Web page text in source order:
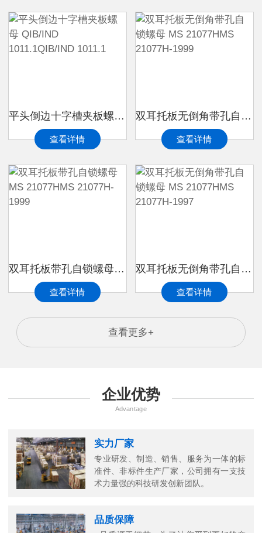
平头倒边十字槽夹板螺母 QIB/IND 1011.1QIB/IND 1011.1
查看详情
双耳托板无倒角带孔自锁螺母 MS 21077HMS 21077H-1999
查看详情
双耳托板带孔自锁螺母 MS 21077HMS 21077H-1999
查看详情
双耳托板无倒角带孔自锁螺母 MS 21077HMS 21077H-1997
查看详情
查看更多+
企业优势
Advantage
实力厂家
专业研发、制造、销售、服务为一体的标
准件、非标件生产厂家，公司拥有一支技
术力量强的科技研发创新团队。
品质保障